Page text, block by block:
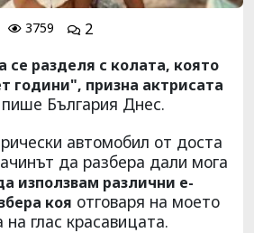
3759 2
се разделя с колата, която
години", призна актрисата
България Днес.
автомобил от доста
да разбера дали мога
използвам различни е-
коя отговаря на моето
глас красавицата.